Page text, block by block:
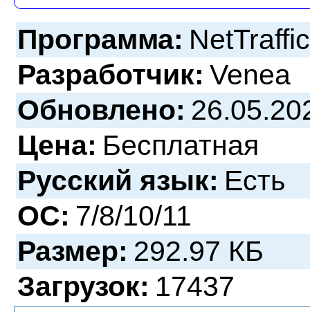
Программа:
Разработчик: Venea
Обновлено:
Цена: Бесплатная
Русский язык: Есть
ОС: 7/8/10/11
Размер: 292.97 КБ
Загрузок: 17437